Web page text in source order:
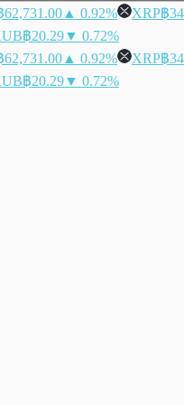
62,731.00 ▲ 0.92% XRP฿
฿20.29▼ 0.72%
62,731.00 ▲ 0.92% XRP฿
฿20.29▼ 0.72%